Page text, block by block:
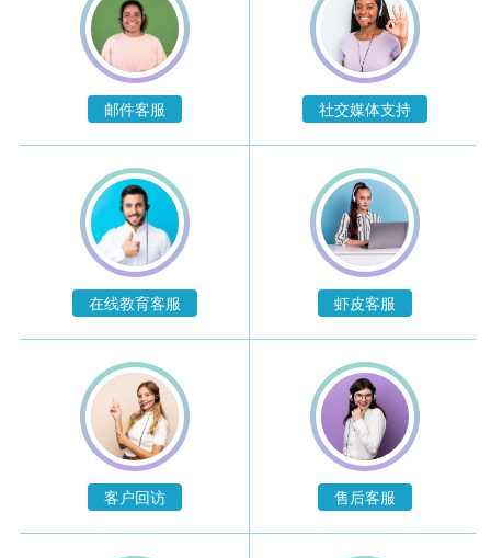
邮件客服 社交媒体支持
在线教育客服 虾皮客服
客户回访 售后客服